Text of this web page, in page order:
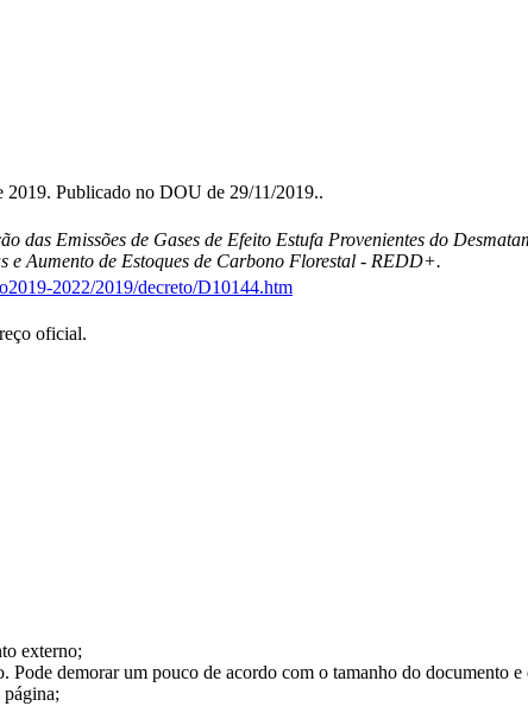
2019. Publicado no DOU de 29/11/2019..
das Emissões de Gases de Efeito Estufa Provenientes do
e Aumento de Estoques de Carbono Florestal - REDD+.
2022/2019/decreto/D10144.htm
oficial.
externo;
Pode demorar um pouco de acordo com o tamanho do documento